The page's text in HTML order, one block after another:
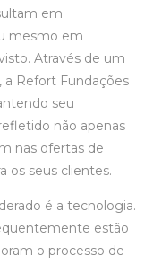
em
mesmo em
Através de um
Refort Fundações
seu
não apenas
nas ofertas de
os seus clientes.
é a tecnologia.
estão
o processo de